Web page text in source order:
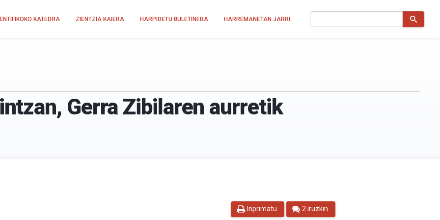
KATEDRA ZIENTZIA KAIERA HARPIDETU BULETINERA HARREMANETAN JARRI
Gerra Zibilaren aurretik
Inprimatu 2 iruzkin